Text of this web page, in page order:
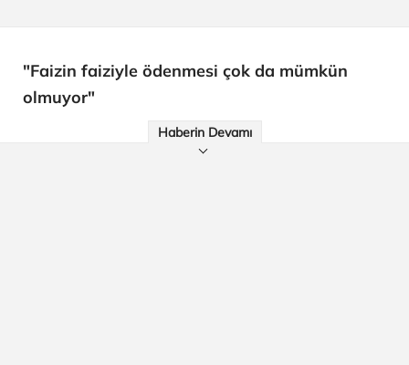
"Faizin faiziyle ödenmesi çok da mümkün
olmuyor"
Haberin Devamı